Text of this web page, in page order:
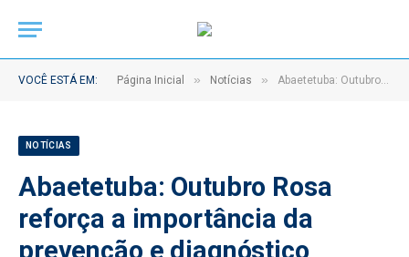
VOCÊ ESTÁ EM: Página Inicial » Notícias » Abaetetuba: Outubro Rosa reforça a importância da prevenção e diagnóstico precoce do câncer de mama e de colo do útero
NOTÍCIAS
Abaetetuba: Outubro Rosa
reforça a importância da
prevenção e diagnóstico